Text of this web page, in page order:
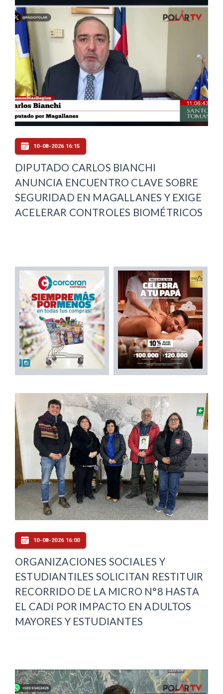
10-08-2026 16:15
DIPUTADO CARLOS BIANCHI
ANUNCIA ENCUENTRO CLAVE SOBRE
SEGURIDAD EN MAGALLANES Y EXIGE
ACELERAR CONTROLES BIOMÉTRICOS
10-08-2026 16:00
ORGANIZACIONES SOCIALES Y
ESTUDIANTILES SOLICITAN RESTITUIR
RECORRIDO DE LA MICRO N°8 HASTA
EL CADI POR IMPACTO EN ADULTOS
MAYORES Y ESTUDIANTES